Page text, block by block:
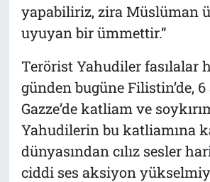
yapabiliriz, zira Müslüman
uyuyan bir ümmettir.”
Terörist Yahudiler fasılalar
günden bugüne Filistin’de, 6
Gazze’de katliam ve
Yahudilerin bu katliamına
dünyasından cılız sesler
ciddi ses aksiyon